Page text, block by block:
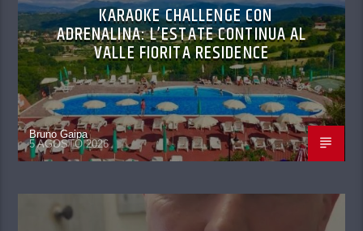
KARAOKE CHALLENGE CON
ADRENALINA: L’ESTATE CONTINUA AL
VALLE FIORITA RESIDENCE
Bruno Gaipa
5 AGOSTO 2026